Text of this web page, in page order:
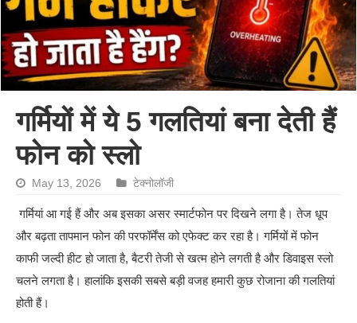
गर्मियों में ये 5 गलतियां बना देती हैं
फोन को स्लो
May 13, 2026 टेक्नोलॉजी
गर्मियां आ गई हैं और अब इसका असर स्मार्टफोन पर दिखने लगा है। तेज धूप
और बढ़ता तापमान फोन की परफॉर्मेंस को एफेक्ट कर रहा है। गर्मियों में फोन
काफी जल्दी हीट हो जाता है, बैटरी तेजी से खत्म होने लगती है और डिवाइस स्लो
चलने लगता है। हालांकि इसकी सबसे बड़ी वजह हमारी कुछ रोजाना की गलतियां
होती हैं।